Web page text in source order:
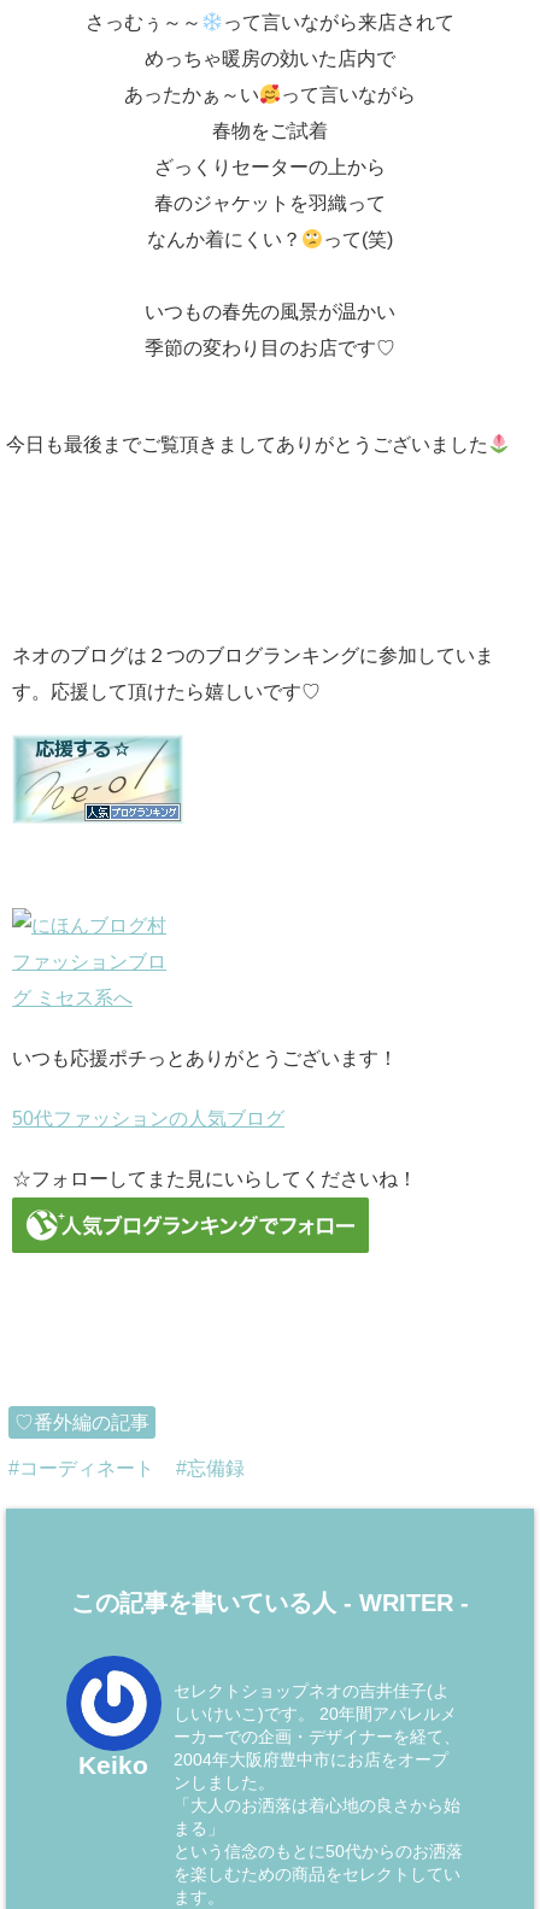
さっむぅ～～
って言いながら来店されて
めっちゃ暖房の効いた店内で
あったかぁ～い
って言いながら
春物をご試着
ざっくりセーターの上から
春のジャケットを羽織って
なんか着にくい？
って(笑)
いつもの春先の風景が温かい
季節の変わり目のお店です♡
今日も最後までご覧頂きましてありがとうございました
ネオのブログは２つのブログランキングに参加していま
す。応援して頂けたら嬉しいです♡
いつも応援ポチっとありがとうございます！
50代ファッションの人気ブログ
☆フォローしてまた見にいらしてくださいね！
♡番外編の記事
コーディネート 忘備録
この記事を書いている人 - WRITER -
Keiko
セレクトショップネオの吉井佳子(よ
しいけいこ)です。 20年間アパレルメ
ーカーでの企画・デザイナーを経て、
2004年大阪府豊中市にお店をオープ
ンしました。
「大人のお洒落は着心地の良さから始
まる」
という信念のもとに50代からのお洒落
を楽しむための商品をセレクトしてい
ます。